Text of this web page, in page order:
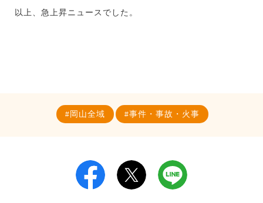
以上、急上昇ニュースでした。
岡山全域 事件・事故・火事